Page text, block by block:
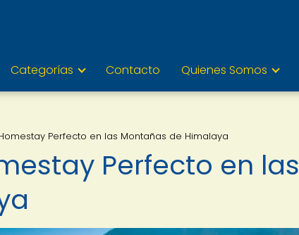
Categorías Contacto Quienes Somos
Perfecto en las Montañas de Himalaya
Perfecto en las